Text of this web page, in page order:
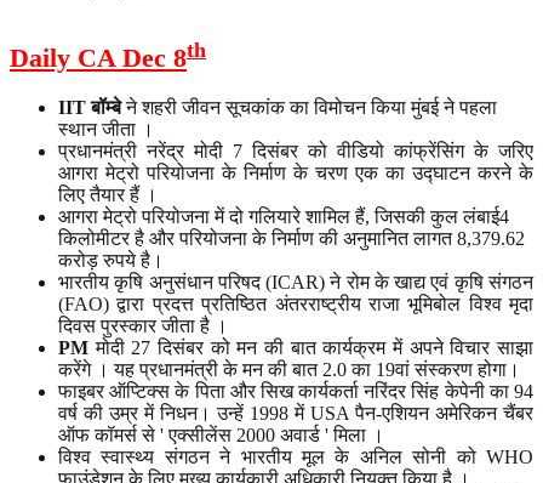
Daily CA Dec 8th
IIT बॉम्बेने शहरी जीवन सूचकांक का विमोचन किया मुंबई ने पहला
स्थान जीता ।
प्रधानमंत्री नरेंद्र मोदी 7 दिसंबर को वीडियो कांफ्रेंसिंग के जरिए
आगरा मेट्रो परियोजना के निर्माण के चरण एक का उद्घाटन करने के
लिए तैयार हैं ।
आगरा मेट्रो परियोजना में दो गलियारे शामिल हैं, जिसकी कुल लंबाई4
किलोमीटर है और परियोजना के निर्माण की अनुमानित लागत 8,379.62
करोड़ रुपये है।
भारतीय कृषि अनुसंधान परिषद (ICAR) ने रोम के खाद्य एवं कृषि संगठन
(FAO) द्वारा प्रदत्त प्रतिष्ठित अंतरराष्ट्रीय राजा भूमिबोल विश्व मृदा
दिवस पुरस्कार जीता है ।
PM मोदी 27 दिसंबर को मन की बात कार्यक्रम में अपने विचार साझा
करेंगे । यह प्रधानमंत्री के मन की बात 2.0 का 19वां संस्करण होगा।
फाइबर ऑप्टिक्स के पिता और सिख कार्यकर्ता नरिंदर सिंह केपेनी का 94
वर्ष की उम्र में निधन। उन्हें 1998 में USA पैन-एशियन अमेरिकन चैंबर
ऑफ कॉमर्स से ' एक्सीलेंस 2000 अवार्ड ' मिला ।
विश्व स्वास्थ्य संगठन ने भारतीय मूल के अनिल सोनी को WHO